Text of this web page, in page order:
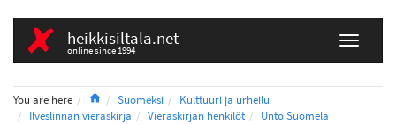
heikkisiltala.net
online since 1994
You are here HomeSuomeksi
Kulttuuri ja urheilu
Ilveslinnan vieraskirja
Vieraskirjan henkilöt Unto Suomela